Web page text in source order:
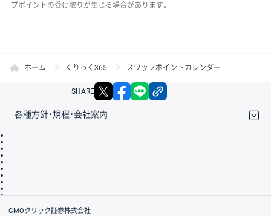
プポイントの受け取りが生じる場合があります。
ホーム くりっく365 スワップポイントカレンダー
SHARE X facebook
各種方針・規程・会社案内
会社案内
GMOクリック証券株式会社